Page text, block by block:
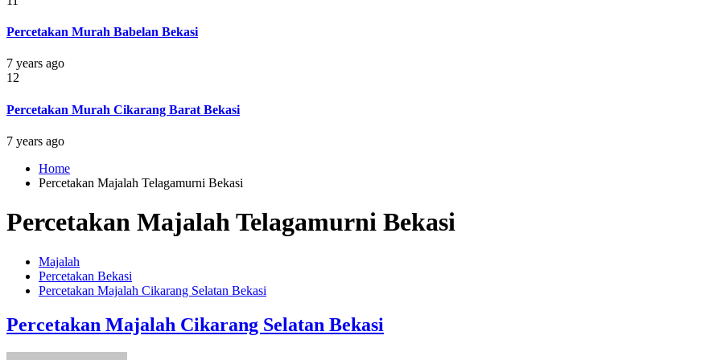
Percetakan Murah Babelan Bekasi
7 years ago
12
Percetakan Murah Cikarang Barat Bekasi
7 years ago
Home
Percetakan Majalah Telagamurni Bekasi
Percetakan Majalah Telagamurni Bekasi
Majalah
Percetakan Bekasi
Percetakan Majalah Cikarang Selatan Bekasi
Percetakan Majalah Cikarang Selatan Bekasi